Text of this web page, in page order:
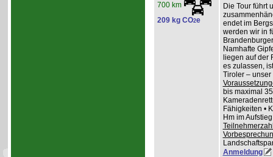
700 km
209 kg CO2e
Die Tour führt
endet im
werden wir in
Namhafte
liegen auf der
es zulassen,
Tiroler – unser
bis maximal
Fähigkeiten •
Hm im
Anmeldung